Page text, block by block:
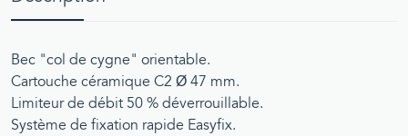
Bec "col de cygne" orientable.
Cartouche céramique C2 Ø 47 mm.
Limiteur de débit 50 % déverrouillable.
Système de fixation rapide Easyfix.